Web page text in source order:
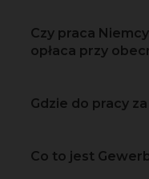
Czy praca
opłaca przy
Gdzie do pracy
Co to jest